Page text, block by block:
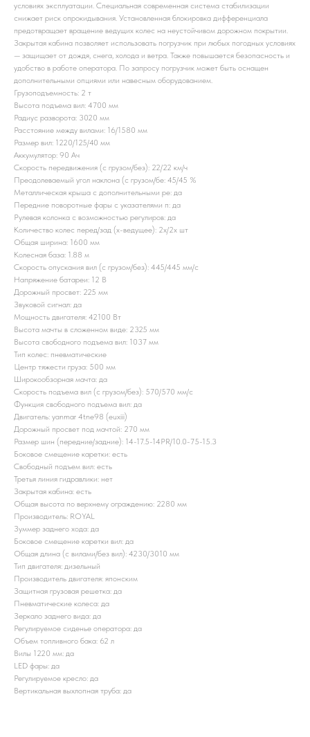
условиях эксплуатации. Специальная современная система стабилизации
снижает риск опрокидывания. Установленная блокировка дифференциала
предотвращает вращение ведущих колес на неустойчивом дорожном покрытии.
Закрытая кабина позволяет использовать погрузчик при любых погодных условиях
— защищает от дождя, снега, холода и ветра. Также повышается безопасность и
удобство в работе оператора. По запросу погрузчик может быть оснащен
дополнительными опциями или навесным оборудованием.
Грузоподъемность: 2 т
Высота подъема вил: 4700 мм
Радиус разворота: 3020 мм
Расстояние между вилами: 16/1580 мм
Размер вил: 1220/125/40 мм
Аккумулятор: 90 Ач
Скорость передвижения (с грузом/без): 22/22 км/ч
Преодолеваемый угол наклона (с грузом/бе: 45/45 %
Металлическая крыша с дополнительными ре: да
Передние поворотные фары с указателями п: да
Рулевая колонка с возможностью регулиров: да
Количество колес перед/зад (x-ведущее): 2x/2x шт
Общая ширина: 1600 мм
Колесная база: 1.88 м
Скорость опускания вил (с грузом/без): 445/445 мм/с
Напряжение батареи: 12 B
Дорожный просвет: 225 мм
Звуковой сигнал: да
Мощность двигателя: 42100 Вт
Высота мачты в сложенном виде: 2325 мм
Высота свободного подъема вил: 1037 мм
Тип колес: пневматические
Центр тяжести груза: 500 мм
Широкообзорная мачта: да
Скорость подъема вил (с грузом/без): 570/570 мм/с
Функция свободного подъема вил: да
Двигатель: yanmar 4tne98 (euxiii)
Дорожный просвет под мачтой: 270 мм
Размер шин (передние/задние): 14-17.5-14PR/10.0-75-15.3
Боковое смещение каретки: есть
Свободный подъем вил: есть
Третья линия гидравлики: нет
Закрытая кабина: есть
Общая высота по верхнему ограждению: 2280 мм
Производитель: ROYAL
Зуммер заднего хода: да
Боковое смещение каретки вил: да
Общая длина (с вилами/без вил): 4230/3010 мм
Тип двигателя: дизельный
Производитель двигателя: японским
Защитная грузовая решетка: да
Пневматические колеса: да
Зеркало заднего вида: да
Регулируемое сиденье оператора: да
Объем топливного бака: 62 л
Вилы 1220 мм: да
LED фары: да
Регулируемое кресло: да
Вертикальная выхлопная труба: да